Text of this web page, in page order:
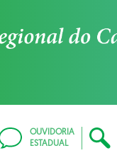
OUVIDORIA
ESTADUAL